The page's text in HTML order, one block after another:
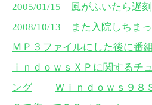
2005/01/15 風がふいたら遅
2008/10/13 また入院しちま
ＭＰ３ファイルにした後に番
ｉｎｄｏｗｓＸＰに関するチ
ング
Ｗｉｎｄｏｗｓ９８